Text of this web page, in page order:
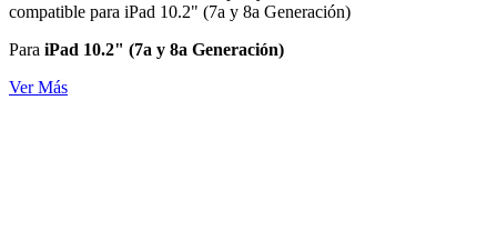
compatible para iPad 10.2" (7a y 8a Generación)
Para iPad 10.2" (7a y 8a Generación)
Ver Más